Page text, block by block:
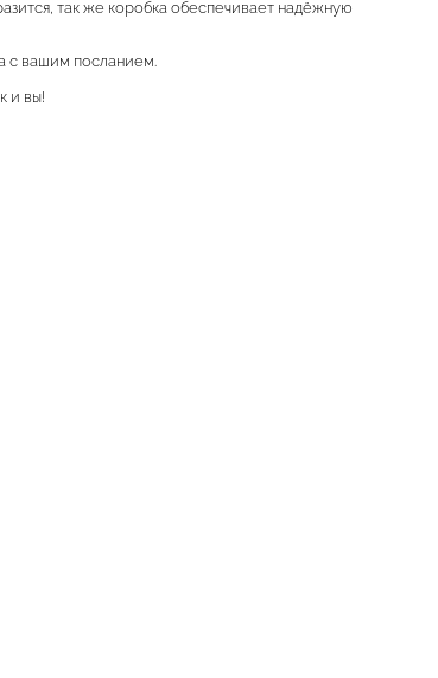
так же коробка обеспечивает надёжную
с вашим посланием.
и вы!